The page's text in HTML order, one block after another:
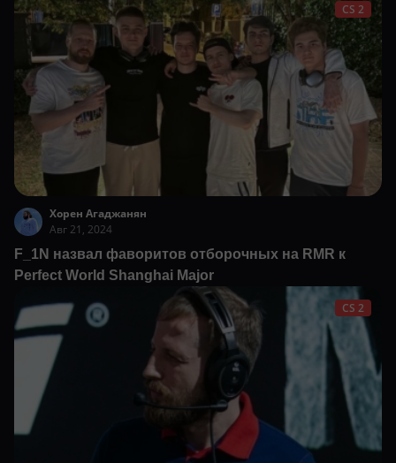
CS 2
Хорен Агаджанян
Авг 21, 2024
F_1N назвал фаворитов отборочных на RMR к
Perfect World Shanghai Major
CS 2